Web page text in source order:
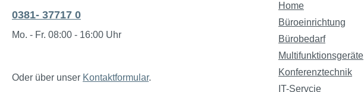
0381- 37717 0
Mo. - Fr. 08:00 - 16:00 Uhr
Oder über unser Kontaktformular.
Home
Büroeinrichtung
Bürobedarf
Multifunktionsgeräte
Konferenztechnik
IT-Servcie